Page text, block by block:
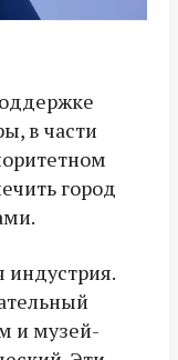
в части
город
индустрия.
и музей-